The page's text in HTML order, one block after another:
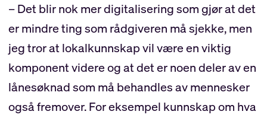
– Det blir nok mer digitalisering som gjør at det
er mindre ting som rådgiveren må sjekke, men
jeg tror at lokalkunnskap vil være en viktig
komponent videre og at det er noen deler av en
lånesøknad som må behandles av mennesker
også fremover. For eksempel kunnskap om hva